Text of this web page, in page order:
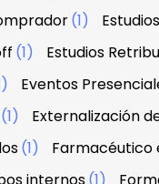
(1)
(1) Estudios
Eventos
(1) Externalización
(1) Farmacéutico